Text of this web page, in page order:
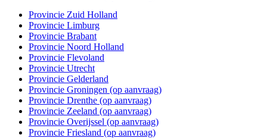
Provincie Zuid Holland
Provincie Limburg
Provincie Brabant
Provincie Noord Holland
Provincie Flevoland
Provincie Utrecht
Provincie Gelderland
Provincie Groningen (op aanvraag)
Provincie Drenthe (op aanvraag)
Provincie Zeeland (op aanvraag)
Provincie Overijssel (op aanvraag)
Provincie Friesland (op aanvraag)